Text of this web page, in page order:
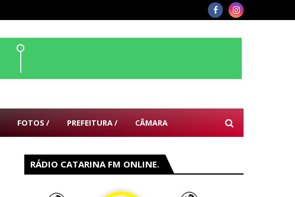
FOTOS / PREFEITURA / CÂMARA
RÁDIO CATARINA FM ONLINE.